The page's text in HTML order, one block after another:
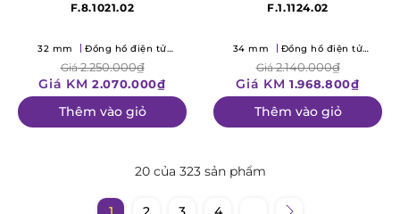
F.8.1021.02
32 mm
Đồng hồ điện tử
Giá2.250.000₫
Giá KM 2.070.000₫
Thêm vào giỏ
F.1.1124.02
34 mm
Đồng hồ điện tử
Giá2.140.000₫
Giá KM 1.968.800₫
Thêm vào giỏ
20 của 323 sản phẩm